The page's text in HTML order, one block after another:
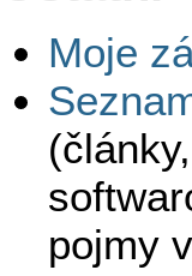
Moje
pojmy